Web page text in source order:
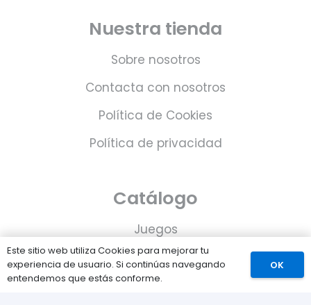
Nuestra tienda
Sobre nosotros
Contacta con nosotros
Política de Cookies
Política de privacidad
Catálogo
Juegos
Consolas
Accesorios para tu PS5
Este sitio web utiliza Cookies para mejorar tu
experiencia de usuario. Si continúas navegando
entendemos que estás conforme.
OK